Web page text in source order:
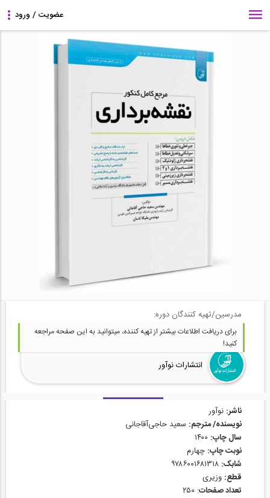
مدرسین/تهیه کنندگان دوره:
برای دریافت اطلاعات بیشتر از تهیه کننده، میتوانید به این صفحه مراجعه
کنید!
انتشارات نوآور
ناشر: نوآور
نویسنده/ مترجم: سعید حاجی‌آقاجانی
سال چاپ:
نوبت چاپ: چهارم
شابک:
قطع: وزیری
تعداد صفحات: ۲۵۰